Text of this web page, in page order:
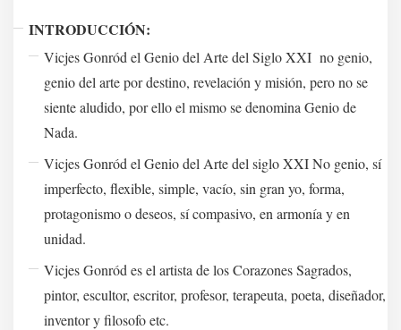
INTRODUCCIÓN:
Vicjes Gonród el Genio del Arte del Siglo XXI no genio,
genio del arte por destino, revelación y misión, pero no se
siente aludido, por ello el mismo se denomina Genio de
Nada.
Vicjes Gonród el Genio del Arte del siglo XXI No genio, sí
imperfecto, flexible, simple, vacío, sin gran yo, forma,
protagonismo o deseos, sí compasivo, en armonía y en
unidad.
Vicjes Gonród es el artista de los Corazones Sagrados,
pintor, escultor, escritor, profesor, terapeuta, poeta, diseñador,
inventor y filosofo etc.